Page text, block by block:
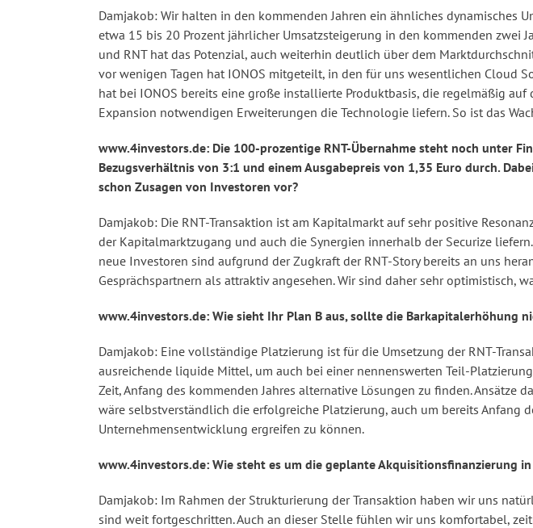
Damjakob: Wir halten in den kommenden Jahren ein ähnliches dynamisches
etwa 15 bis 20 Prozent jährlicher Umsatzsteigerung in den kommenden zwei
und RNT hat das Potenzial, auch weiterhin deutlich über dem
vor wenigen Tagen hat IONOS mitgeteilt, in den für uns wesentlichen Cloud
hat bei IONOS bereits eine große installierte Produktbasis, die regelmäßig
Expansion notwendigen Erweiterungen die Technologie liefern. So ist das
www.4investors.de: Die 100-prozentige RNT-Übernahme steht noch unter
Bezugsverhältnis von 3:1 und einem Ausgabepreis von 1,35 Euro durch.
schon Zusagen von Investoren vor?
Damjakob: Die RNT-Transaktion ist am Kapitalmarkt auf sehr positive
der Kapitalmarktzugang und auch die Synergien innerhalb der Securize
neue Investoren sind aufgrund der Zugkraft der RNT-Story bereits an uns
Gesprächspartnern als attraktiv angesehen. Wir sind daher sehr optimistisch,
www.4investors.de: Wie sieht Ihr Plan B aus, sollte die Barkapitalerhöhung
Damjakob: Eine vollständige Platzierung ist für die Umsetzung der RNT-
ausreichende liquide Mittel, um auch bei einer nennenswerten Teil-
Zeit, Anfang des kommenden Jahres alternative Lösungen zu finden. Ansätze
wäre selbstverständlich die erfolgreiche Platzierung, auch um bereits Anfang
Unternehmensentwicklung ergreifen zu können.
www.4investors.de: Wie steht es um die geplante Akquisitionsfinanzierung
Damjakob: Im Rahmen der Strukturierung der Transaktion haben wir uns
sind weit fortgeschritten. Auch an dieser Stelle fühlen wir uns komfortabel,